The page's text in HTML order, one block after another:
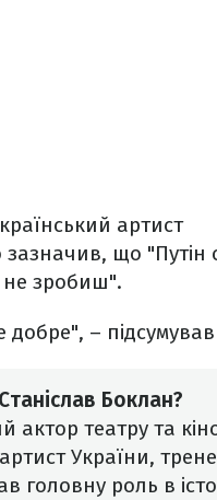
артист
що "Путін
не зробиш".
добре", –
Боклан?
актор театру та
України,
головну роль в